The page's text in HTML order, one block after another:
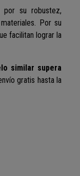
su robustez,
Por su
facilitan lograr la
similar supera
gratis hasta la